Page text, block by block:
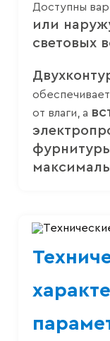
Доступны
или
световых
обеспечивает
от влаги, а